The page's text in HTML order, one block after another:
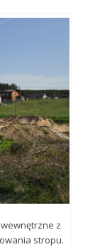
z
stropu.